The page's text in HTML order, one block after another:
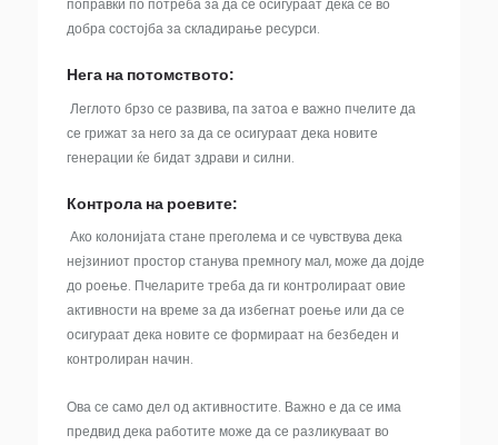
добра состојба за складирање ресурси.
Нега на потомството:
Леглото брзо се развива, па затоа е важно пчелите да
се грижат за него за да се осигураат дека новите
генерации ќе бидат здрави и силни.
Контрола на роевите:
Ако колонијата стане преголема и се чувствува дека
нејзиниот простор станува премногу мал, може да дојде
до роење. Пчеларите треба да ги контролираат овие
активности на време за да избегнат роење или да се
осигураат дека новите се формираат на безбеден и
контролиран начин.
Ова се само дел од активностите. Важно е да се има
предвид дека работите може да се разликуваат во